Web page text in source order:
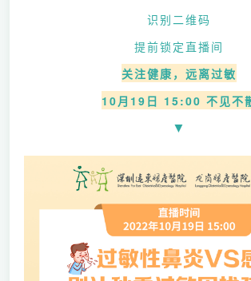
识别二维码
提前锁定直播间
关注健康，远离过敏
10月19日 15:00 不见不
▼